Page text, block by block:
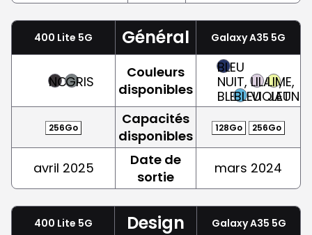
400 Lite 5G Général Galaxy A35 5G
NOIRGRIS
Couleurs
disponibles
BLEU
NUIT,
BLEUBLEU
LILAS,
VIOLET
LIME,
JAUNE
256Go
Capacités
disponibles
128Go 256Go
avril 2025
Date de
sortie
mars 2024
400 Lite 5G Design Galaxy A35 5G